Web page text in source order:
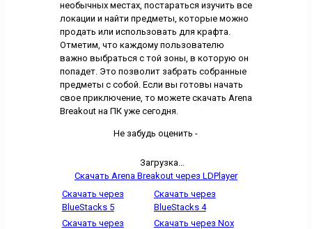
необычных местах, постараться изучить все
локации и найти предметы, которые можно
продать или использовать для крафта.
Отметим, что каждому пользователю
важно выбраться с той зоны, в которую он
попадет. Это позволит забрать собранные
предметы с собой. Если вы готовы начать
свое приключение, то можете скачать Arena
Breakout на ПК уже сегодня.
Не забудь оценить -
Загрузка...
Скачать Arena Breakout через LDPlayer
Скачать через
BlueStacks 5
Скачать через
BlueStacks 4
Скачать через
Скачать через Nox